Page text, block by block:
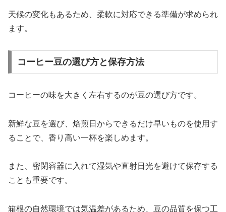
天候の変化もあるため、柔軟に対応できる準備が求められ
ます。
コーヒー豆の選び方と保存方法
コーヒーの味を大きく左右するのが豆の選び方です。
新鮮な豆を選び、焙煎日からできるだけ早いものを使用す
ることで、香り高い一杯を楽しめます。
また、密閉容器に入れて湿気や直射日光を避けて保存する
ことも重要です。
箱根の自然環境では気温差があるため、豆の品質を保つ工